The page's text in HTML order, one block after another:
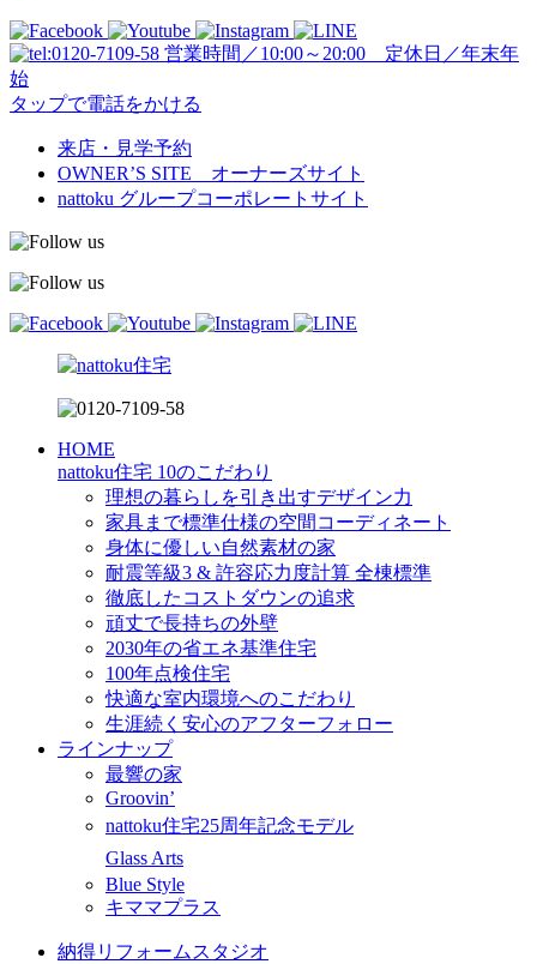
営業時間／10:00～20:00 定休日／年末年
始
タップで電話をかける
来店・見学予約
OWNER’S SITE オーナーズサイト
nattoku グループコーポレートサイト
HOME
nattoku住宅 10のこだわり
理想の暮らしを引き出すデザイン力
家具まで標準仕様の空間コーディネート
身体に優しい自然素材の家
耐震等級3 & 許容応力度計算 全棟標準
徹底したコストダウンの追求
頑丈で長持ちの外壁
2030年の省エネ基準住宅
100年点検住宅
快適な室内環境へのこだわり
生涯続く安心のアフターフォロー
ラインナップ
最響の家
Groovin’
nattoku住宅25周年記念モデル
Glass Arts
Blue Style
キママプラス
納得リフォームスタジオ